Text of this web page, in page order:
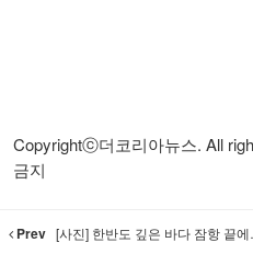
Copyrightⓒ더코리아뉴스. All
금지
Prev [사진] 한반도 깊은 바다 잠항 끝